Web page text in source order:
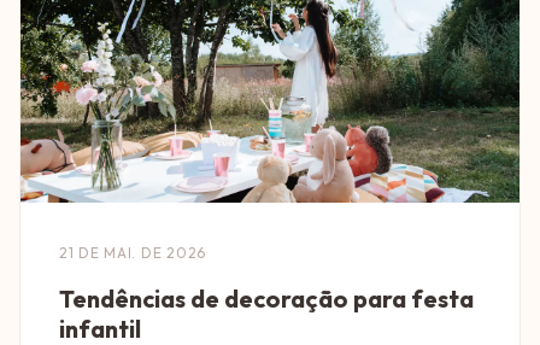
21 DE MAI. DE 2026
Tendências de decoração para festa
infantil